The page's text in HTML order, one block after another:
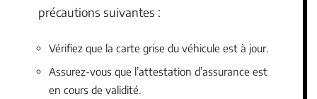
précautions suivantes :
Vérifiez que la carte grise du véhicule est à jour.
Assurez-vous que l’attestation d’assurance est
en cours de validité.